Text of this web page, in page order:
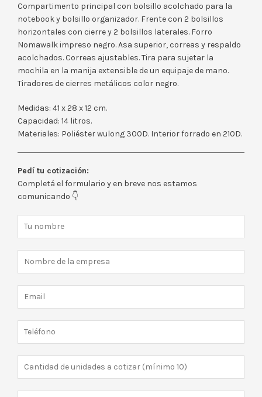
Compartimento principal con bolsillo acolchado para la
notebook y bolsillo organizador. Frente con 2 bolsillos
horizontales con cierre y 2 bolsillos laterales. Forro
Nomawalk impreso negro. Asa superior, correas y respaldo
acolchados. Correas ajustables. Tira para sujetar la
mochila en la manija extensible de un equipaje de mano.
Tiradores de cierres metálicos color negro.
Medidas: 41 x 28 x 12 cm.
Capacidad: 14 litros.
Materiales: Poliéster wulong 300D. Interior forrado en 210D.
Pedí tu cotización:
Completá el formulario y en breve nos estamos
comunicando 👇